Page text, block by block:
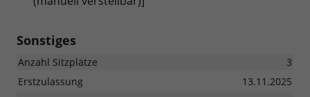
Sonstiges
Anzahl Sitzplätze
3
Erstzulassung
13.11.2025